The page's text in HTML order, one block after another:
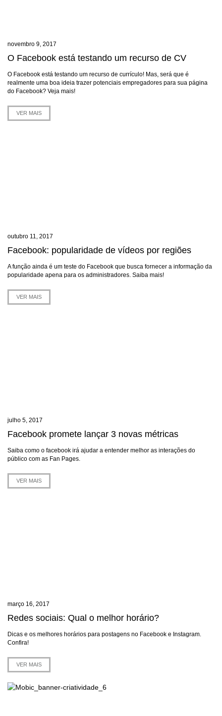
novembro 9, 2017
O Facebook está testando um recurso de CV
O Facebook está testando um recurso de currículo! Mas, será que é
realmente uma boa ideia trazer potenciais empregadores para sua página
do Facebook? Veja mais!
VER MAIS
outubro 11, 2017
Facebook: popularidade de vídeos por regiões
A função ainda é um teste do Facebook que busca fornecer a informação da
popularidade apena para os administradores. Saiba mais!
VER MAIS
julho 5, 2017
Facebook promete lançar 3 novas métricas
Saiba como o facebook irá ajudar a entender melhor as interações do
público com as Fan Pages.
VER MAIS
março 16, 2017
Redes sociais: Qual o melhor horário?
Dicas e os melhores horários para postagens no Facebook e Instagram.
Confira!
VER MAIS